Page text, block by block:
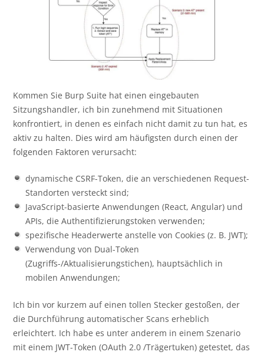
Kommen Sie Burp Suite hat einen eingebauten
Sitzungshandler, ich bin zunehmend mit Situationen
konfrontiert, in denen es einfach nicht damit zu tun hat, es
aktiv zu halten. Dies wird am häufigsten durch einen der
folgenden Faktoren verursacht:
dynamische CSRF-Token, die an verschiedenen Request-
Standorten versteckt sind;
JavaScript-basierte Anwendungen (React, Angular) und
APIs, die Authentifizierungstoken verwenden;
spezifische Headerwerte anstelle von Cookies (z. B. JWT);
Verwendung von Dual-Token
(Zugriffs-/Aktualisierungstichen), hauptsächlich in
mobilen Anwendungen;
Ich bin vor kurzem auf einen tollen Stecker gestoßen, der
die Durchführung automatischer Scans erheblich
erleichtert. Ich habe es unter anderem in einem Szenario
mit einem JWT-Token (OAuth 2.0 /Trägertuken) getestet, das